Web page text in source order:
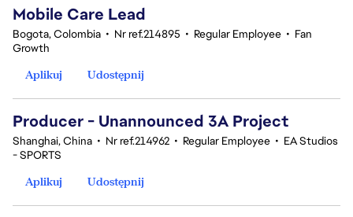
Mobile Care Lead
Bogota, Colombia • Nr ref.214895 • Regular Employee • Fan
Growth
Aplikuj
Udostępnij
Producer - Unannounced 3A Project
Shanghai, China • Nr ref.214962 • Regular Employee • EA Studios
- SPORTS
Aplikuj
Udostępnij